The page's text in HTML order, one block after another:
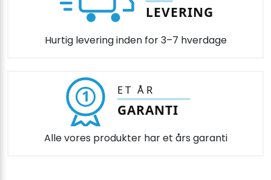
LEVERING
Hurtig levering inden for 3–7 hverdage
1 ET ÅR
GARANTI
Alle vores produkter har et års garanti